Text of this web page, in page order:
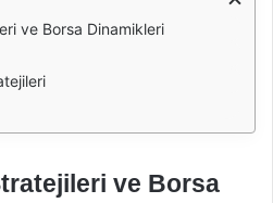
ve Borsa Dinamikleri
ve Borsa